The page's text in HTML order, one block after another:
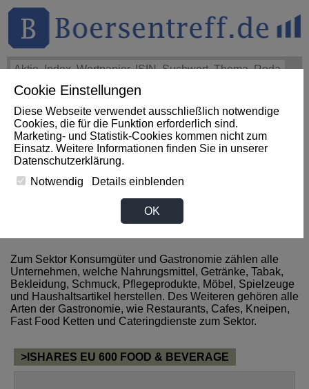
Cookie Einstellungen
Diese Webseite verwendet ausschließlich notwendige
Cookies, die für die Funktion erforderlich sind.
Marketing- und Statistik-Cookies kommen nicht zum
Einsatz. Weitere Informationen finden Sie in unserer
Datenschutzerklärung.
Notwendig
Details einblenden
OK
THEMEN HOT-STOCKS
Impact News +++ Microchip Technology Announces
Financial Results for First Quarter of Fiscal Year 2027
(GlobeNewswire EN) +++ MICROCHIP Aktie -5,05%
Aktienanalysen zum Sektor
Konsumgueter / Gastronomie
Zum Sektor Konsumgüter und Gastronomie zählen alle
Unternehmen, welche Nahrungsmittel, Getränke, Tabak,
Bekleidung, Schmuck, Pflegeprodukte, Möbel, Spielzeuge
und Haushaltsartikel herstellen. Des Weiteren gehören alle
Arten der Gastronomie, wie Restaurants, Cafes, Kneipen,
Fast Food Ketten und Cateringdienste zum Sektor.
>ISHARES EU 600 FOOD & BEVERAGE